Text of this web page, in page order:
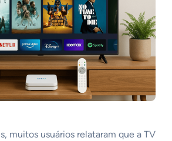
muitos usuários relataram que a TV